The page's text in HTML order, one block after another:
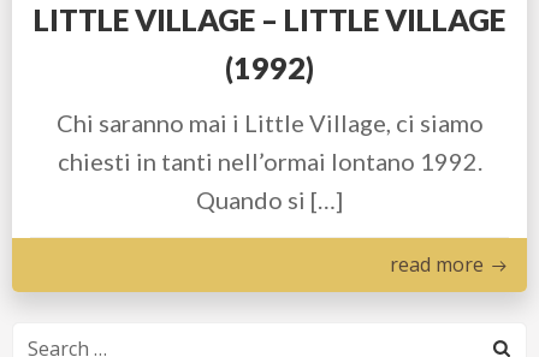
LITTLE VILLAGE – LITTLE VILLAGE
(1992)
Chi saranno mai i Little Village, ci siamo
chiesti in tanti nell’ormai lontano 1992.
Quando si […]
read more
Search